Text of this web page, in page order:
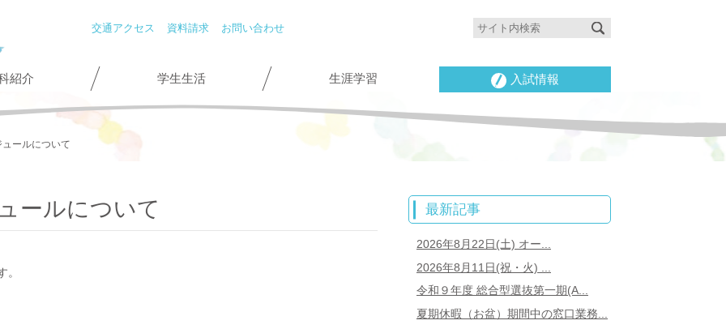
交通アクセス 資料請求 お問い合わせ
紹介 学生生活 生涯学習 入試情報
ールについて
ールについて 最新記事
2026年8月22日(土) オー...
2026年8月11日(祝・火) ...
令和９年度 総合型選抜第一期(A...
夏期休暇（お盆）期間中の窓口業務...